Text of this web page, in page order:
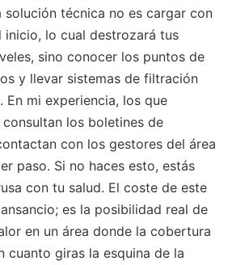
solución técnica no es cargar con
lo cual destrozará tus
sino conocer los puntos de
y llevar sistemas de filtración
En mi experiencia, los que
los boletines de
con los gestores del área
paso. Si no haces esto, estás
con tu salud. El coste de este
es la posibilidad real de
en un área donde la cobertura
cuanto giras la esquina de la